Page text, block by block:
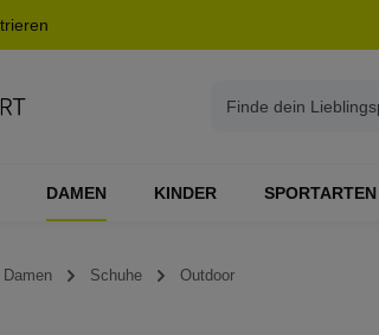
springen
DAMEN KINDER SPORTARTEN
Damen Schuhe Outdoor